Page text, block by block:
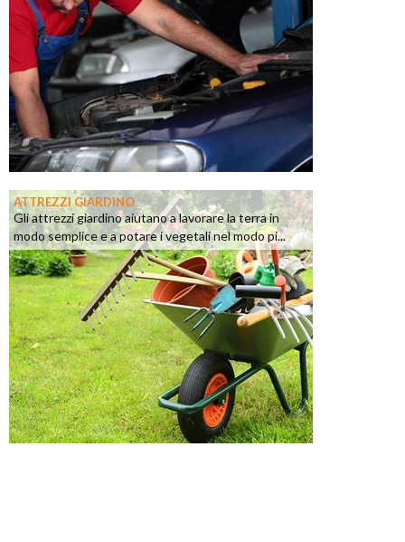
ATTREZZI GIARDINO
Gli attrezzi giardino aiutano a lavorare la terra in
modo semplice e a potare i vegetali nel modo pi...